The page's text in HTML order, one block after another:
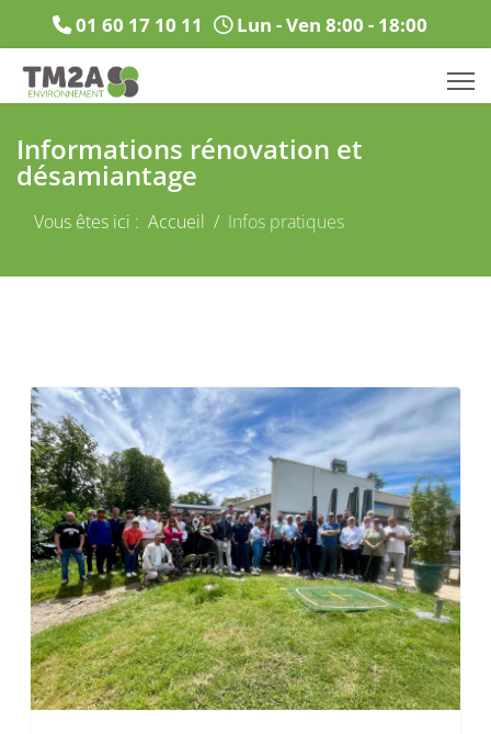
01 60 17 10 11 Lun - Ven 8:00 - 18:00
Informations rénovation et
désamiantage
Vous êtes ici : Accueil Infos pratiques